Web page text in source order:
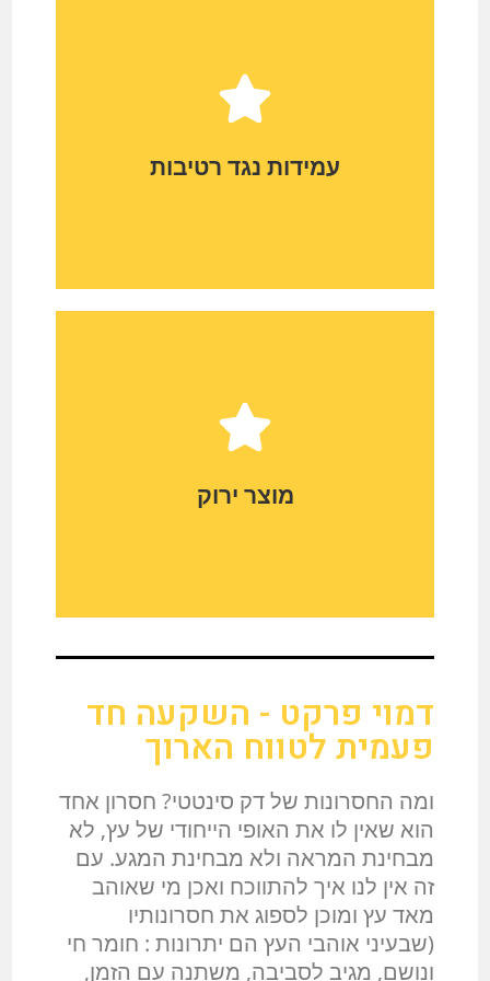
קל מאד לנקות אותו בחומרי ניקיון
סטנדרטיים, בדומה לשטיפת רצפות.
עמידות נגד רטיבות
בריכות וג'קוזי. חמישית, דק סינטטי דמוי
פרקט מאפשר לכם בחירה בין מגוון רחב
לתוצאה אשר דומה מאד למראה של עץ
מוצר ירוק
מחומרים ממוחזרים ואינו דורש כריתה של
עצים, תהליך הייצור שלו אינו כולל דרכי
עיבוד וחומרים אשר מזיקים לסביבה,, כמו
למשל תהליך חיטוי עץ אורן כדי שניתן יהיה
לעשות בו שימושי חוץ.
דמוי פרקט - השקעה חד
פעמית לטווח הארוך
ומה החסרונות של דק סינטטי? חסרון אחד
הוא שאין לו את האופי הייחודי של עץ, לא
מבחינת המראה ולא מבחינת המגע. עם
זה אין לנו איך להתווכח ואכן מי שאוהב
מאד עץ ומוכן לספוג את חסרונותיו
(שבעיני אוהבי העץ הם יתרונות : חומר חי
ונושם, מגיב לסביבה, משתנה עם הזמן,